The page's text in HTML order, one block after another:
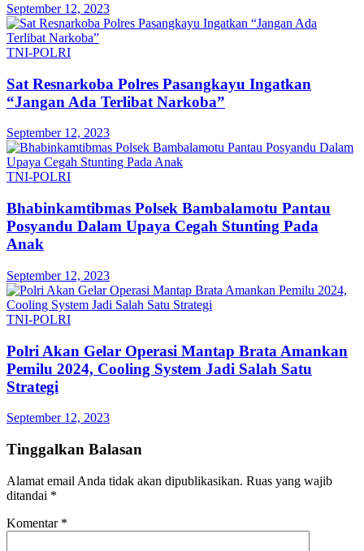
September 12, 2023
TNI-POLRI
Sat Resnarkoba Polres Pasangkayu Ingatkan
“Jangan Ada Terlibat Narkoba”
September 12, 2023
TNI-POLRI
Bhabinkamtibmas Polsek Bambalamotu Pantau
Posyandu Dalam Upaya Cegah Stunting Pada
Anak
September 12, 2023
TNI-POLRI
Polri Akan Gelar Operasi Mantap Brata Amankan
Pemilu 2024, Cooling System Jadi Salah Satu
Strategi
September 12, 2023
Tinggalkan Balasan
Alamat email Anda tidak akan dipublikasikan. Ruas yang wajib
ditandai *
Komentar *